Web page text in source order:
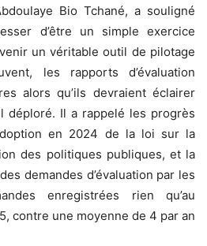
Bio Tchané, a souligné
d’être un simple exercice
un véritable outil de pilotage
les rapports d’évaluation
alors qu’ils devraient éclairer
déploré. Il a rappelé les progrès
en 2024 de la loi sur la
des politiques publiques, et la
demandes d’évaluation par les
enregistrées rien qu’au
contre une moyenne de 4 par an